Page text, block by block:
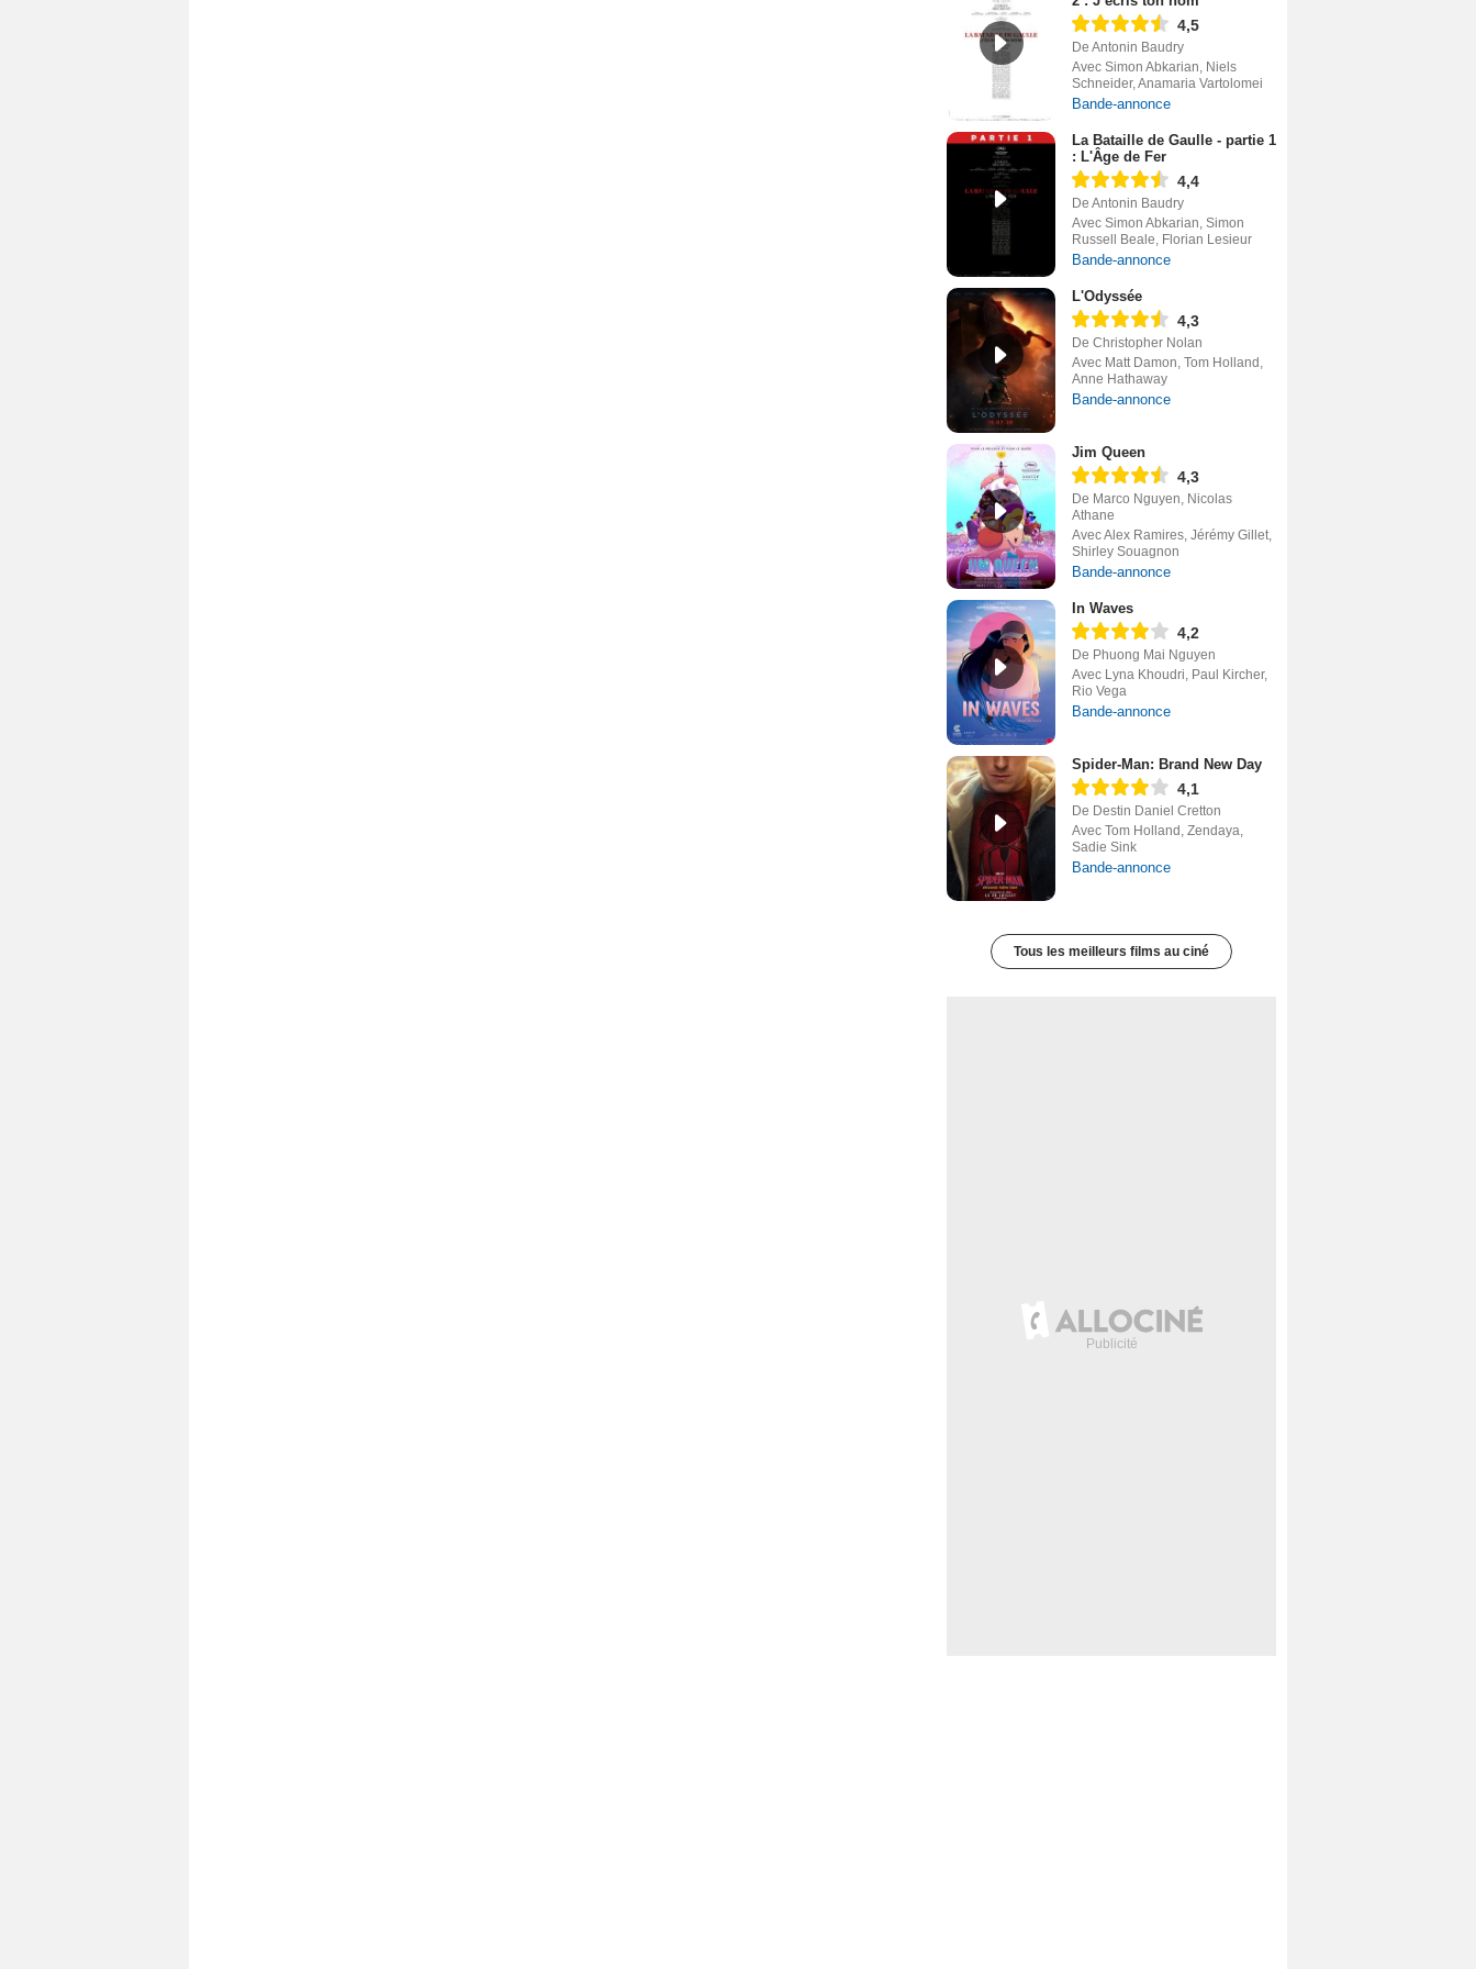
4,5
De Antonin Baudry
Avec Simon Abkarian, Niels
Schneider, Anamaria Vartolomei
Bande-annonce
La Bataille de Gaulle - partie 1
: L'Âge de Fer
4,4
De Antonin Baudry
Avec Simon Abkarian, Simon
Russell Beale, Florian Lesieur
Bande-annonce
L'Odyssée
4,3
De Christopher Nolan
Avec Matt Damon, Tom Holland,
Anne Hathaway
Bande-annonce
Jim Queen
4,3
De Marco Nguyen, Nicolas
Athane
Avec Alex Ramires, Jérémy Gillet,
Shirley Souagnon
Bande-annonce
In Waves
4,2
De Phuong Mai Nguyen
Avec Lyna Khoudri, Paul Kircher,
Rio Vega
Bande-annonce
Spider-Man: Brand New Day
4,1
De Destin Daniel Cretton
Avec Tom Holland, Zendaya,
Sadie Sink
Bande-annonce
Tous les meilleurs films au ciné